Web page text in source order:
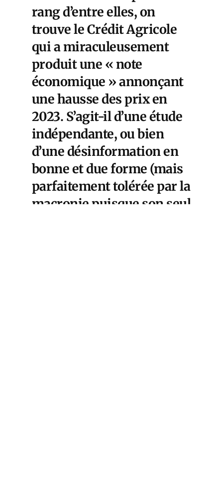
rang d’entre elles, on
trouve le Crédit Agricole
qui a miraculeusement
produit une « note
économique » annonçant
une hausse des prix en
2023. S’agit-il d’une étude
indépendante, ou bien
d’une désinformation en
bonne et due forme (mais
parfaitement tolérée par la
macronie puisque son seul